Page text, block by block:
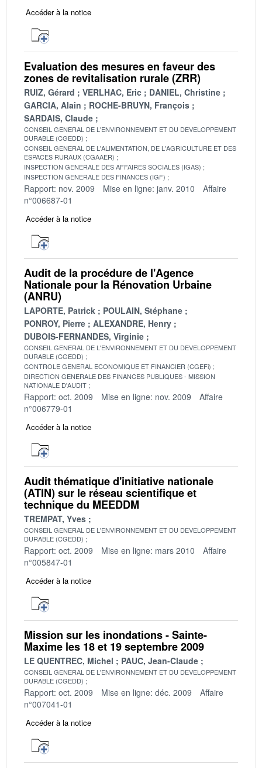
Accéder à la notice
Evaluation des mesures en faveur des
zones de revitalisation rurale (ZRR)
RUIZ, Gérard VERLHAC, Eric
DANIEL, Christine
GARCIA, Alain
ROCHE-BRUYN, François
SARDAIS, Claude
CONSEIL GENERAL DE L'ENVIRONNEMENT ET DU DEVELOPPEMENT
DURABLE (CGEDD)
CONSEIL GENERAL DE L'ALIMENTATION, DE L'AGRICULTURE ET DES
ESPACES RURAUX (CGAAER)
INSPECTION GENERALE DES AFFAIRES SOCIALES (IGAS)
INSPECTION GENERALE DES FINANCES (IGF)
Rapport: nov. 2009 Mise en ligne: janv. 2010
Affaire
n°006687-01
Accéder à la notice
Audit de la procédure de l'Agence
Nationale pour la Rénovation Urbaine
(ANRU)
LAPORTE, Patrick
POULAIN, Stéphane
PONROY, Pierre
ALEXANDRE, Henry
DUBOIS-FERNANDES, Virginie
CONSEIL GENERAL DE L'ENVIRONNEMENT ET DU DEVELOPPEMENT
DURABLE (CGEDD)
CONTROLE GENERAL ECONOMIQUE ET FINANCIER (CGEFi)
DIRECTION GENERALE DES FINANCES PUBLIQUES - MISSION
NATIONALE D'AUDIT
Rapport: oct. 2009 Mise en ligne: nov. 2009
Affaire
n°006779-01
Accéder à la notice
Audit thématique d'initiative nationale
(ATIN) sur le réseau scientifique et
technique du MEEDDM
TREMPAT, Yves
CONSEIL GENERAL DE L'ENVIRONNEMENT ET DU DEVELOPPEMENT
DURABLE (CGEDD)
Rapport: oct. 2009 Mise en ligne: mars 2010
Affaire
n°005847-01
Accéder à la notice
Mission sur les inondations - Sainte-
Maxime les 18 et 19 septembre 2009
LE QUENTREC, Michel PAUC, Jean-Claude
CONSEIL GENERAL DE L'ENVIRONNEMENT ET DU DEVELOPPEMENT
DURABLE (CGEDD)
Rapport: oct. 2009 Mise en ligne: déc. 2009
Affaire
n°007041-01
Accéder à la notice